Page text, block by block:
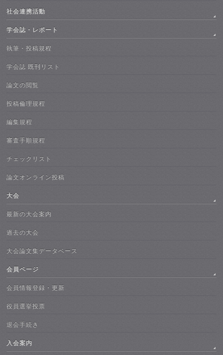
社会連携活動
学会誌・レポート
執筆・投稿規程
学会誌 既刊リスト
論文の閲覧
投稿倫理規程
編集規程
審査手順規程
チェックリスト
論文オンライン投稿
大会
最新の大会案内
過去の大会
大会論文集データベース
会員ページ
会員情報登録・更新
役員選挙投票
退会手続き
入会案内